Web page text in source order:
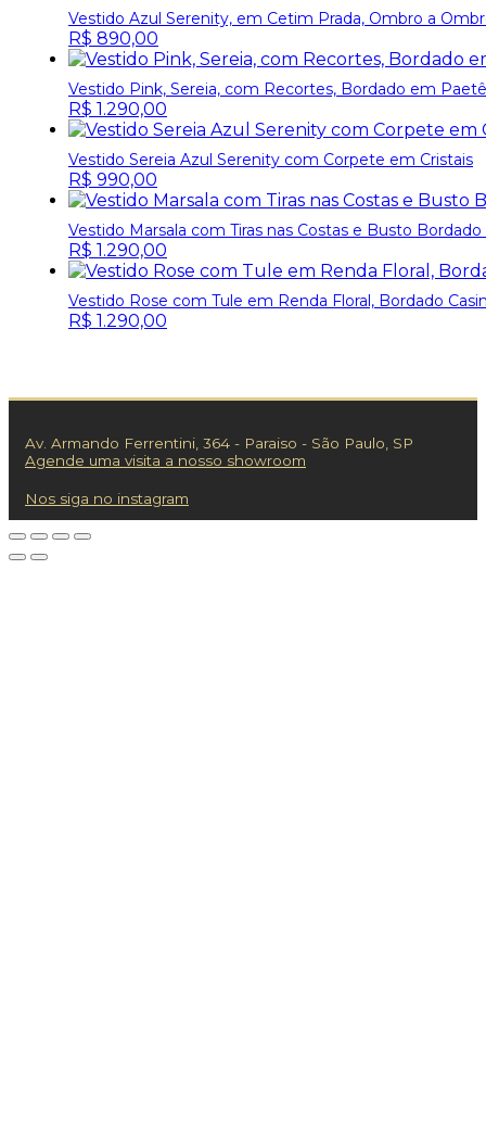
Vestido Azul Serenity, em Cetim Prada, Ombro a
R$ 890,00
Vestido Pink, Sereia, com Recortes, Bordado em
R$ 1.290,00
Vestido Sereia Azul Serenity com Corpete em Cristais
R$ 990,00
Vestido Marsala com Tiras nas Costas e Busto
R$ 1.290,00
Vestido Rose com Tule em Renda Floral, Bordado
R$ 1.290,00
Av. Armando Ferrentini, 364 - Paraiso - São Paulo, SP
Agende uma visita a nosso showroom
Nos siga no instagram